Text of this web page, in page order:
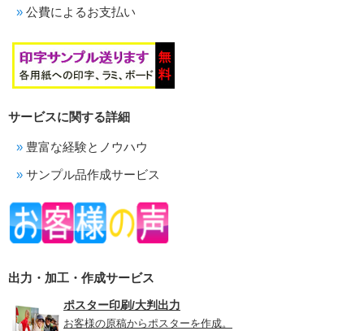
公費によるお支払い
サービスに関する詳細
豊富な経験とノウハウ
サンプル品作成サービス
出力・加工・作成サービス
ポスター印刷/大判出力
お客様の原稿からポスターを作成。